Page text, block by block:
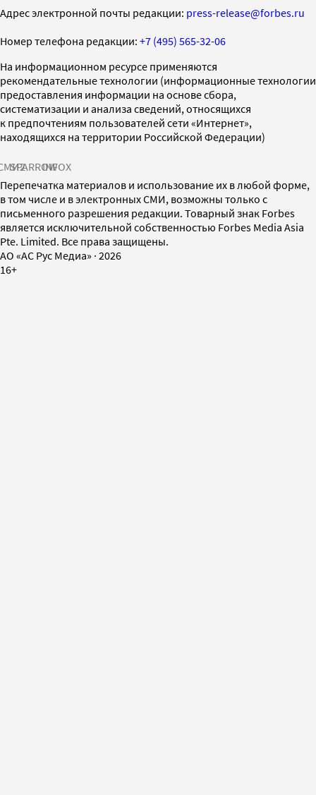
Адрес электронной почты редакции: press-release@forbes.ru
Номер телефона редакции: +7 (495) 565-32-06
На информационном ресурсе применяются
рекомендательные технологии (информационные технологии
предоставления информации на основе сбора,
систематизации и анализа сведений, относящихся
к предпочтениям пользователей сети «Интернет»,
находящихся на территории Российской Федерации)
SPARROWINFOX
Перепечатка материалов и использование их в любой форме,
в том числе и в электронных СМИ, возможны только с
письменного разрешения редакции. Товарный знак Forbes
является исключительной собственностью Forbes Media Asia
Pte. Limited. Все права защищены.
AO «АС Рус Медиа» · 2026
16+